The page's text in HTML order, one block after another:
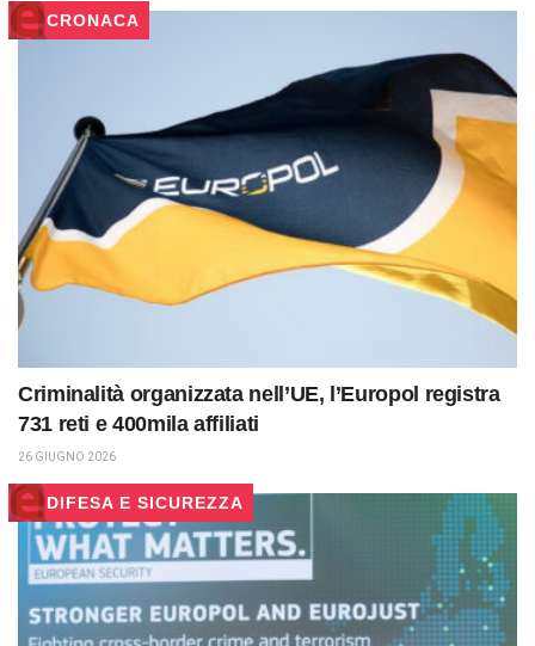
CRONACA
Criminalità organizzata nell’UE, l’Europol registra
731 reti e 400mila affiliati
26 GIUGNO 2026
DIFESA E SICUREZZA